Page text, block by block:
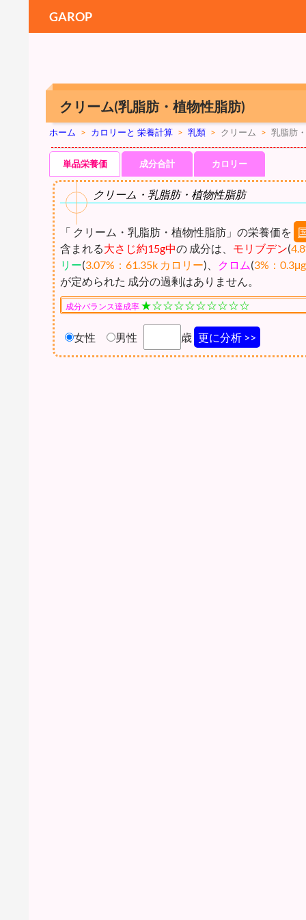
GAROP
クリーム(乳脂肪・植物性脂肪)
ホーム > カロリーと 栄養計算 > 乳類 > クリーム > 乳脂肪
単品栄養価 成分合計 カロリー
クリーム・乳脂肪・植物性脂肪
「 クリーム・乳脂肪・植物性脂肪」の栄養価を
含まれる大さじ約15g中の 成分は、 モリブデン(
リー(3.07%：61.35k カロリー)、 クロム(3%：0.3μg
が定められた 成分の過剰はありません。
成分バランス達成率 ★☆☆☆☆☆☆☆☆☆
女性 男性 歳 更に分析 >>